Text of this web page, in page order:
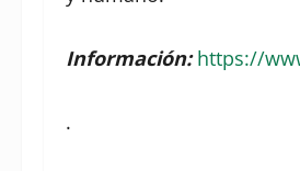
Información: https://
.